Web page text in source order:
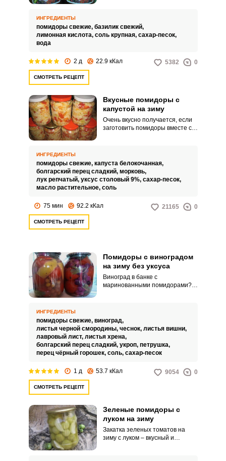
затрат и сложностей.
ИНГРЕДИЕНТЫ
помидоры свежие, базилик свежий,
лимонная кислота, соль крупная, сахар-песок,
вода
2 д 22.9 кКал 5382 0
СМОТРЕТЬ РЕЦЕПТ
Вкусные помидоры с
капустой на зиму
Очень вкусно получается, если
заготовить помидоры вместе с
стерилизовать, а это,
согласитесь, очень удобно.
ИНГРЕДИЕНТЫ
помидоры свежие, капуста белокочанная,
болгарский перец сладкий, морковь,
лук репчатый, уксус столовый 9%, сахар-песок,
масло растительное, соль
75 мин 92.2 кКал 21165 0
СМОТРЕТЬ РЕЦЕПТ
Помидоры с виноградом
на зиму без уксуса
Виноград в банке с
маринованными помидорами?
кислоту, что позволяет обойтись
без добавления уксуса.
ИНГРЕДИЕНТЫ
помидоры свежие, виноград,
листья черной смородины, чеснок, листья вишни,
лавровый лист, листья хрена,
болгарский перец сладкий, укроп, петрушка,
перец чёрный горошек, соль, сахар-песок
1 д 53.7 кКал 9054 0
СМОТРЕТЬ РЕЦЕПТ
Зеленые помидоры с
луком на зиму
Закатка зеленых томатов на
зиму с луком – вкусный и